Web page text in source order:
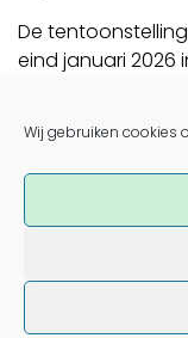
Wij gebruiken cookies
De
eind januari 2026
Post
Save the date:
De opening van
ogen van Laura